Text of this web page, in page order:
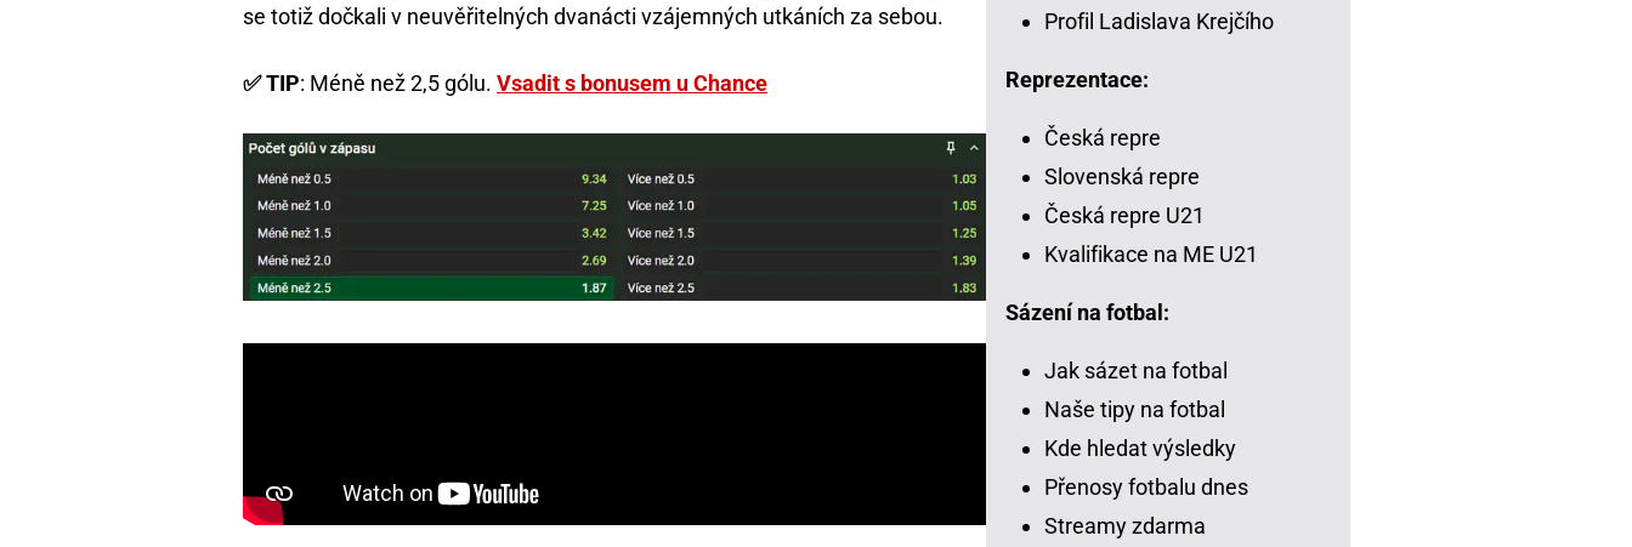
se totiž dočkali v neuvěřitelných dvanácti vzájemných utkáních za sebou.
✅ TIP: Méně než 2,5 gólu. Vsadit s bonusem u Chance
Profil Ladislava Krejčího
Reprezentace:
Česká repre
Slovenská repre
Česká repre U21
Kvalifikace na ME U21
Sázení na fotbal:
Jak sázet na fotbal
Naše tipy na fotbal
Kde hledat výsledky
Přenosy fotbalu dnes
Streamy zdarma